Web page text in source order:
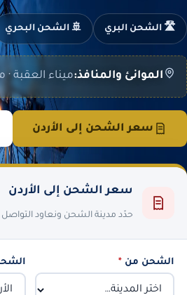
🛣️ الشحن البري 🚢 الشحن البحري
الموانئ والمنافذ:ميناء العقبة ·
سعر الشحن إلى الأردن
سعر الشحن إلى الأردن
حدّد مدينة الشحن ونعاود التواصل
الشحن من *